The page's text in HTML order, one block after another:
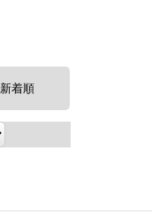
新着順